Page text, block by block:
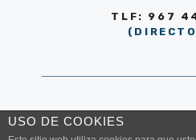
TLF: 967
© AYUNTAMIENTO DE
USO DE COOKIES